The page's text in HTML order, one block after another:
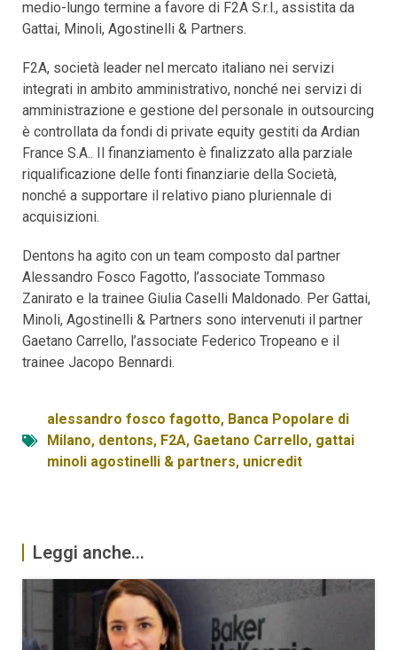
medio-lungo termine a favore di F2A S.r.l., assistita da
Gattai, Minoli, Agostinelli & Partners.
F2A, società leader nel mercato italiano nei servizi
integrati in ambito amministrativo, nonché nei servizi di
amministrazione e gestione del personale in outsourcing
è controllata da fondi di private equity gestiti da Ardian
France S.A.. Il finanziamento è finalizzato alla parziale
riqualificazione delle fonti finanziarie della Società,
nonché a supportare il relativo piano pluriennale di
acquisizioni.
Dentons ha agito con un team composto dal partner
Alessandro Fosco Fagotto, l’associate Tommaso
Zanirato e la trainee Giulia Caselli Maldonado. Per Gattai,
Minoli, Agostinelli & Partners sono intervenuti il partner
Gaetano Carrello, l’associate Federico Tropeano e il
trainee Jacopo Bennardi.
alessandro fosco fagotto, Banca Popolare di
Milano, dentons, F2A, Gaetano Carrello, gattai
minoli agostinelli & partners, unicredit
Leggi anche...